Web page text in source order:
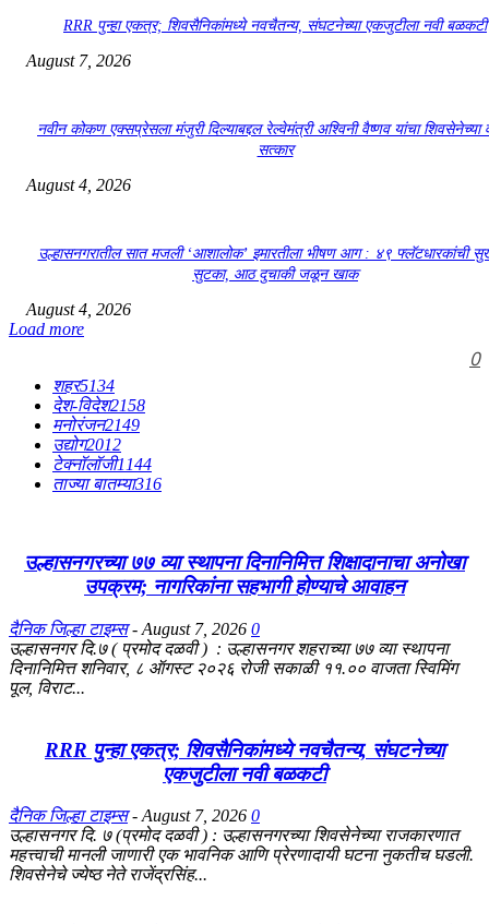
RRR पुन्हा एकत्र; शिवसैनिकांमध्ये नवचैतन्य, संघटनेच्या एकजुटीला नवी बळकटी
August 7, 2026
नवीन कोकण एक्सप्रेसला मंजुरी दिल्याबद्दल रेल्वेमंत्री अश्विनी वैष्णव यांचा शिवसेनेच्या
सत्कार
August 4, 2026
उल्हासनगरातील सात मजली ‘आशालोक’ इमारतीला भीषण आग : ४९ फ्लॅटधारकांची
सुटका, आठ दुचाकी जळून खाक
August 4, 2026
Load more
0
शहर5134
देश-विदेश2158
मनोरंजन2149
उद्योग2012
टेक्नॉलॉजी1144
ताज्या बातम्या316
उल्हासनगरच्या ७७ व्या स्थापना दिनानिमित्त शिक्षादानाचा अनोखा
उपक्रम; नागरिकांना सहभागी होण्याचे आवाहन
दैनिक जिल्हा टाइम्स - August 7, 2026 0
उल्हासनगर दि.७ ( प्रमोद दळवी ) : उल्हासनगर शहराच्या ७७ व्या स्थापना
दिनानिमित्त शनिवार, ८ ऑगस्ट २०२६ रोजी सकाळी ११.०० वाजता स्विमिंग
पूल, विराट...
RRR पुन्हा एकत्र; शिवसैनिकांमध्ये नवचैतन्य, संघटनेच्या
एकजुटीला नवी बळकटी
दैनिक जिल्हा टाइम्स - August 7, 2026 0
उल्हासनगर दि. ७ (प्रमोद दळवी ) : उल्हासनगरच्या शिवसेनेच्या राजकारणात
महत्त्वाची मानली जाणारी एक भावनिक आणि प्रेरणादायी घटना नुकतीच घडली.
शिवसेनेचे ज्येष्ठ नेते राजेंद्रसिंह...